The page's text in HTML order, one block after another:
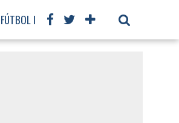
FÚTBOL INTERNACIONAL